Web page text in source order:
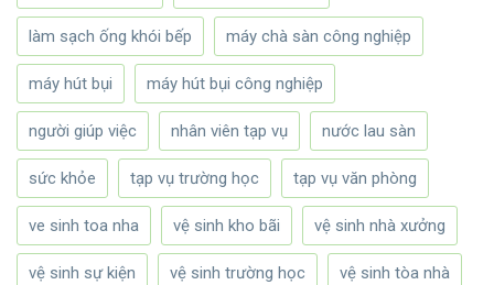
làm sạch ống khói bếp máy chà sàn công nghiệp
máy hút bụi máy hút bụi công nghiệp
người giúp việc nhân viên tạp vụ nước lau sàn
sức khỏe tạp vụ trường học tạp vụ văn phòng
ve sinh toa nha vệ sinh kho bãi vệ sinh nhà xưởng
vệ sinh sự kiện vệ sinh trường học vệ sinh tòa nhà